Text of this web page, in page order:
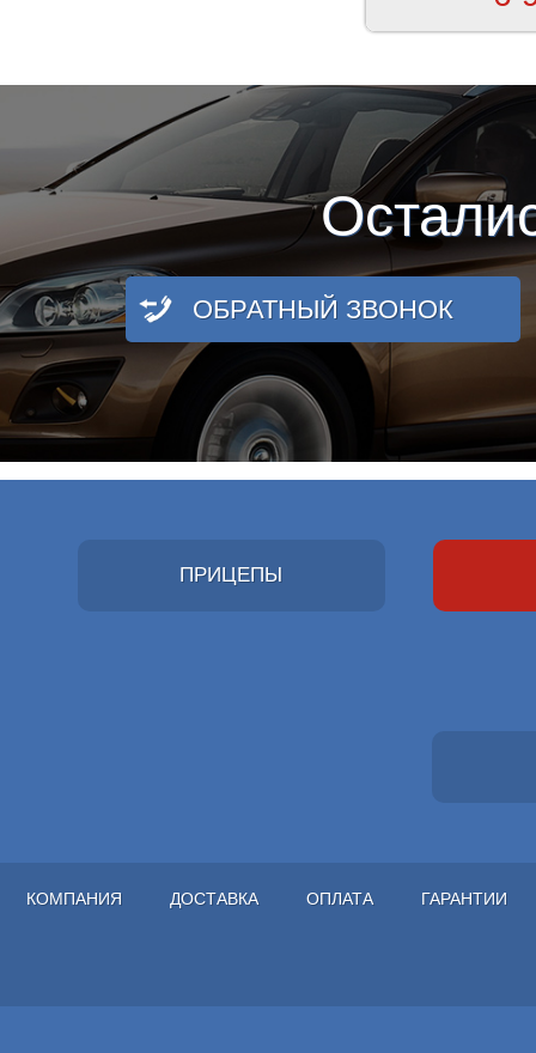
ОБРАТНЫЙ ЗВОНОК
ПРИЦЕПЫ
КОМПАНИЯ ДОСТАВКА ОПЛАТА ГАРАНТИИ